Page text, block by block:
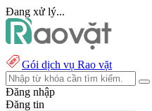
Đang xử lý...
Gói dịch vụ Rao vặt
Đăng nhập
Đăng tin